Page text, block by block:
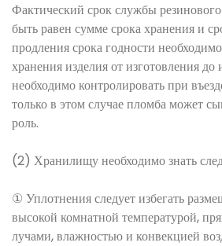
Фактический срок службы
быть равен сумме срока хранения и
продления срока годности
хранения изделия от изготовления до
необходимо контролировать при
только в этом случае пломба может
роль.
(2) Хранилищу необходимо знать
① Уплотнения следует избегать
высокой комнатной температурой,
лучами, влажностью и конвекцией